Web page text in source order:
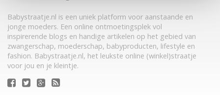
Babystraatje.nl is een uniek platform voor aanstaande en
jonge moeders. Een online ontmoetingsplek vol
inspirerende blogs en handige artikelen op het gebied van
zwangerschap, moederschap, babyproducten, lifestyle en
fashion. Babystraatje.nl, het leukste online (winkel)straatje
voor jou en je kleintje.